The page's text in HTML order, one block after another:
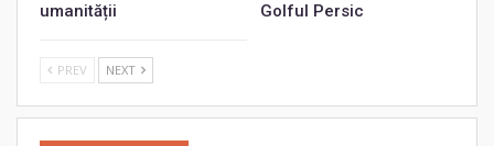
umanității
Golful Persic
PREV NEXT